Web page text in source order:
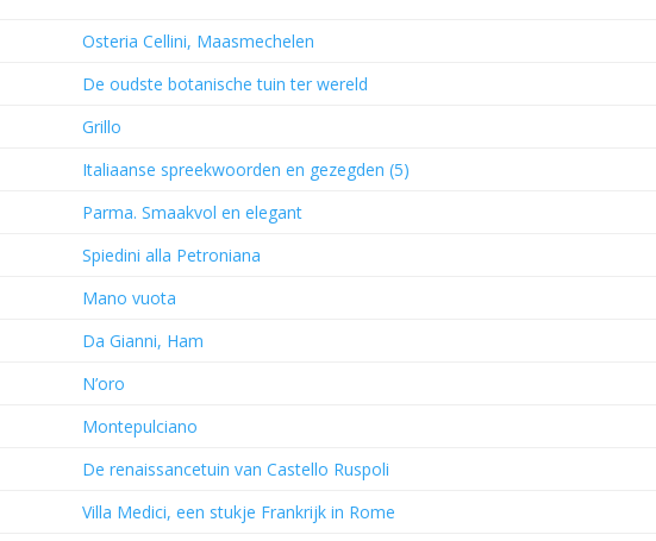
Osteria Cellini, Maasmechelen
De oudste botanische tuin ter wereld
Grillo
Italiaanse spreekwoorden en gezegden (5)
Parma. Smaakvol en elegant
Spiedini alla Petroniana
Mano vuota
Da Gianni, Ham
N’oro
Montepulciano
De renaissancetuin van Castello Ruspoli
Villa Medici, een stukje Frankrijk in Rome